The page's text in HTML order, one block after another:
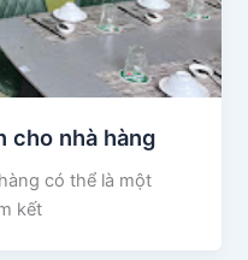
cho nhà hàng
có thể là một
kết